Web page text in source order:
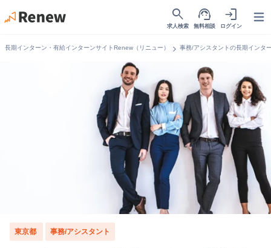
search
求人検索
support_agent
無料相談
login
ログイン
長期インターン・有給インターンサイトRenew（リニュー） chevron_right 事務/アシスタントの長期インタ
東京都 事務/アシスタント